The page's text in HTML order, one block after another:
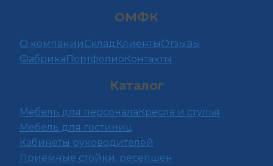
выбрать
ОМФК
О компанииСклад КлиентыОтзывы
ФабрикаПортфолиоКонтакты
Каталог
Мебель для персоналаКресла и стулья
Мебель для гостиниц
Кабинеты руководителей
Приёмные стойки, ресепшен